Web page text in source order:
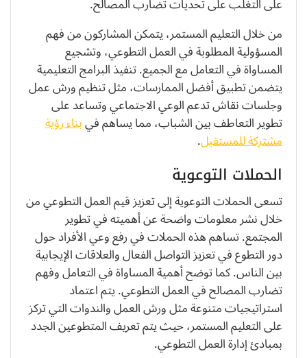
من خلال التعليم المستمر، يتمكن المشاركون من فهم
المسؤولية المطلوبة في العمل التطوعي، وتشجيع
المساواة في التعامل مع الجميع. تنفيذ البرامج التعليمية
يتضمن تطبيق أفضل الممارسات، مثل تنظيم ورش عمل
وجلسات نقاش تدعم الوعي الاجتماعي وتساعد على
تطوير التعاطف بين الشباب، مما يساهم فيبناء رؤية
مشتركة للمستقبل.
الحملات التوعوية
تسعى الحملات التوعوية إلى تعزيز قيم العمل التطوعي من
خلال نشر معلومات واضحة عن أهميته في تطوير
المجتمع. تساهم هذه الحملات في رفع وعي الأفراد حول
دور التطوع في تعزيز التواصل الفعال والعلاقات الإيجابية
بين الناس. كما توضح أهمية المساواة في التعامل وفهم
تضارب المصالح في العمل التطوعي. يتم اعتماد
استراتيجيات متنوعة مثل ورش العمل والندوات التي تركز
على التعليم المستمر، حيث يتم تعريف المتطوعين الجدد
بمبادئ إدارة العمل التطوعي.